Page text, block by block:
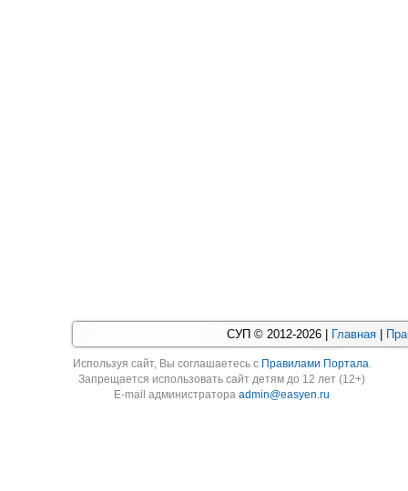
СУП © 2012-2026 | Главная
Используя cайт, Вы соглашаетесь с Правилами Портала.
Запрещается использовать сайт детям до 12 лет (12+)
E-mail администратораadmin@easyen.ru